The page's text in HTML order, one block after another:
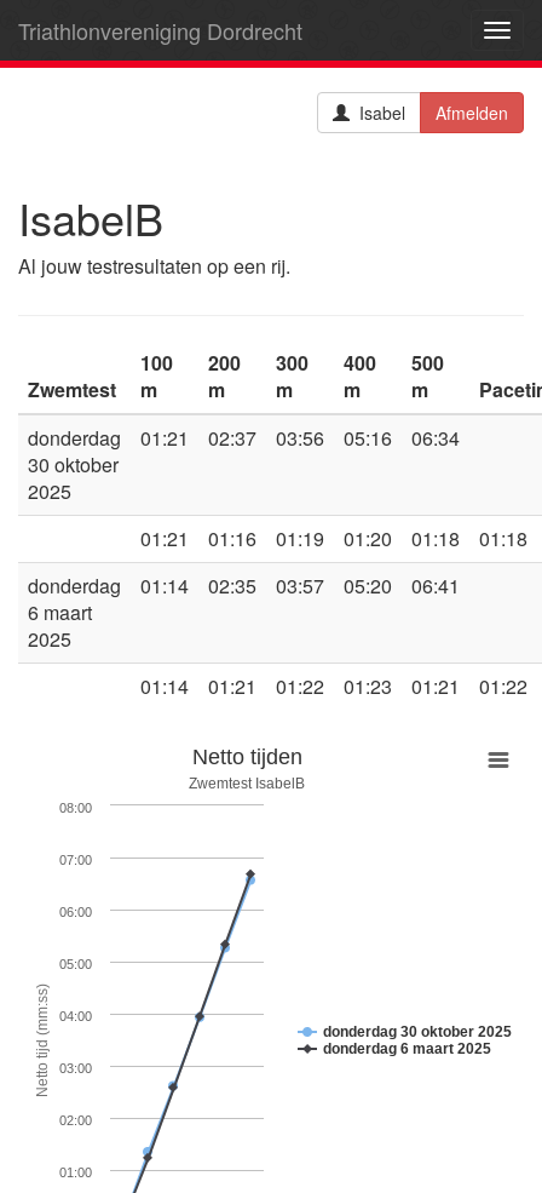
Triathlonvereniging Dordrecht
Isabel Afmelden
IsabelB
Al jouw testresultaten op een rij.
Zwemtest
100
m
200
m
300
m
400
m
500
m
donderdag
30 oktober
2025
01:21 02:37 03:56 05:16 06:34
01:21 01:16 01:19 01:20 01:18
01:18
donderdag
6 maart
2025
01:14 02:35 03:57 05:20 06:41
01:14 01:21 01:22 01:23 01:21 01:22
Netto tijd (mm:ss)
Netto tijden
Zwemtest IsabelB
donderdag 30 oktober 2025
donderdag 6 maart 2025
01:00
02:00
03:00
04:00
05:00
06:00
07:00
08:00